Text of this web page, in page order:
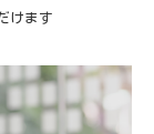
けます